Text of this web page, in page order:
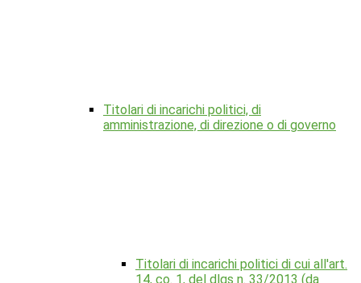
Titolari di incarichi politici, di
amministrazione, di direzione o di governo
Titolari di incarichi politici di cui all'art.
14, co. 1, del dlgs n. 33/2013 (da